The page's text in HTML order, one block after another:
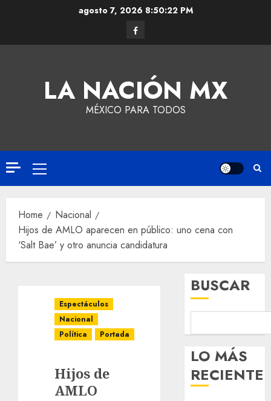
agosto 7, 2026 8:50:22 PM
LA NACIÓN MX
MÉXICO PARA TODOS
Home
Nacional
Hijos de AMLO aparecen en público: uno cena con
‘Salt Bae’ y otro anuncia candidatura
Espectáculos
Nacional
Política
Portada
Hijos de
AMLO
BUSCAR
LO MÁS
RECIENTE